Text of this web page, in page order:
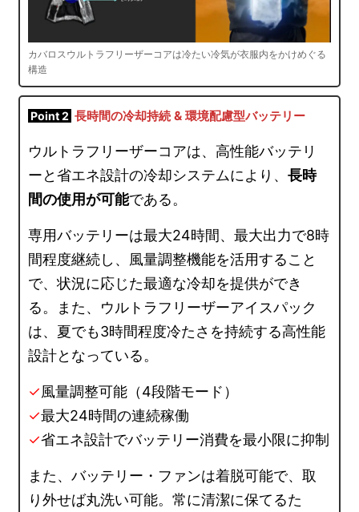
カバロスウルトラフリーザーコアは冷たい冷気が衣服内をかけめぐる
構造
Point 2 長時間の冷却持続 & 環境配慮型バッテリー
ウルトラフリーザーコアは、高性能バッテリ
ーと省エネ設計の冷却システムにより、長時
間の使用が可能である。
専用バッテリーは最大24時間、最大出力で8時
間程度継続し、風量調整機能を活用すること
で、状況に応じた最適な冷却を提供ができ
る。また、ウルトラフリーザーアイスパック
は、夏でも3時間程度冷たさを持続する高性能
設計となっている。
✓風量調整可能（4段階モード）
✓最大24時間の連続稼働
✓省エネ設計でバッテリー消費を最小限に抑制
また、バッテリー・ファンは着脱可能で、取
り外せば丸洗い可能。常に清潔に保てるた